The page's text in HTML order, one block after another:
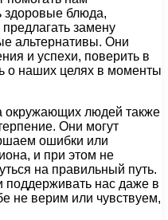
здоровые блюда,
замену
альтернативы. Они
и успехи, поверить в
о наших целях в моменты
окружающих людей также
Они могут
ошибки или
и при этом не
на правильный путь.
поддерживать нас даже в
не верим или чувствуем,